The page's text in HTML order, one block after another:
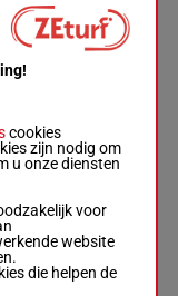
cookies
zijn nodig om
u onze diensten
voor
website
die helpen de